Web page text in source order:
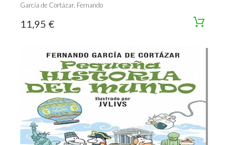
García de Cortázar, Fernando
11,95 €